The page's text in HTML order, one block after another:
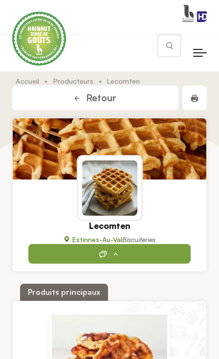
Rechercher
Accueil • Producteurs • Lecomten
Retour
Lecomten
Estinnes-Au-ValBiscuiteries
Produits principaux